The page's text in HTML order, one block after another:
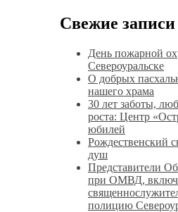
Свежие записи
День пожарной
Североуральске
О добрых
нашего храма
30 лет заботы,
роста: Центр
юбилей
Рождественский
душ
Представители
при ОМВД,
полицию